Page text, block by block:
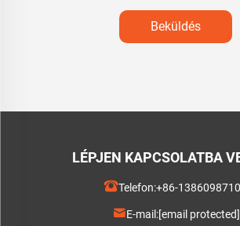
Beküldés
LÉPJEN KAPCSOLATBA
Telefon:+86-
E-mail:[email protected]